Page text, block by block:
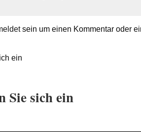
sein um einen Kommentar oder
ein
Sie sich ein